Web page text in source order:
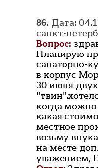
86. Дата:
санкт-
Вопрос:
Планирую
санаторно-
в корпус
30 июня
когда можно
какая
местное
возьму
на месте
уважением,